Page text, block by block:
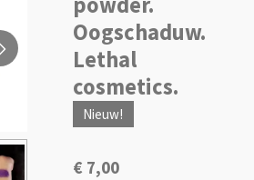
Oogschaduw.
Lethal
cosmetics.
Nieuw!
€ 7,00